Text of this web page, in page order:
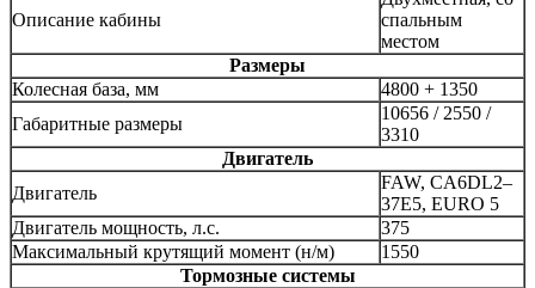
Описание кабины
спальным
местом
Размеры
Колесная база, мм
4800 + 1350
Габаритные размеры
10656 / 2550 /
3310
Двигатель
Двигатель
FAW, CA6DL2–
37E5, EURO 5
Двигатель мощность, л.с.
375
Максимальный крутящий момент (н/м)
1550
Тормозные системы